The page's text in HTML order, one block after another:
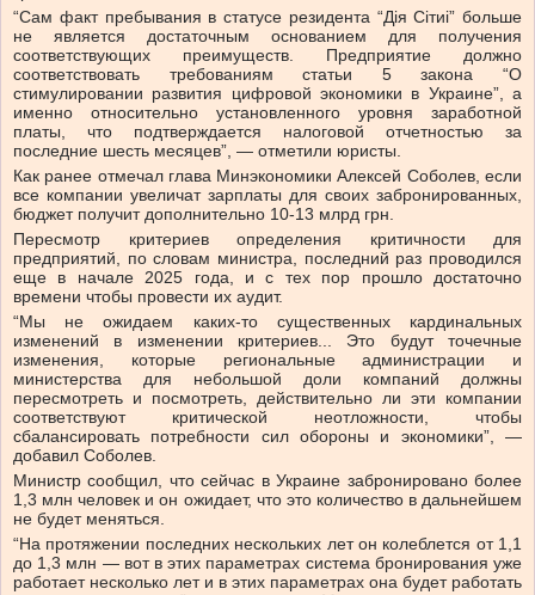
“Сам факт пребывания в статусе резидента “Дія Сітиі” больше
не является достаточным основанием для получения
соответствующих преимуществ. Предприятие должно
соответствовать требованиям статьи 5 закона “О
стимулировании развития цифровой экономики в Украине”, а
именно относительно установленного уровня заработной
платы, что подтверждается налоговой отчетностью за
последние шесть месяцев”, — отметили юристы.
Как ранее отмечал глава Минэкономики Алексей Соболев, если
все компании увеличат зарплаты для своих забронированных,
бюджет получит дополнительно 10-13 млрд грн.
Пересмотр критериев определения критичности для
предприятий, по словам министра, последний раз проводился
еще в начале 2025 года, и с тех пор прошло достаточно
времени чтобы провести их аудит.
“Мы не ожидаем каких-то существенных кардинальных
изменений в изменении критериев... Это будут точечные
изменения, которые региональные администрации и
министерства для небольшой доли компаний должны
пересмотреть и посмотреть, действительно ли эти компании
соответствуют критической неотложности, чтобы
сбалансировать потребности сил обороны и экономики”, —
добавил Соболев.
Министр сообщил, что сейчас в Украине забронировано более
1,3 млн человек и он ожидает, что это количество в дальнейшем
не будет меняться.
“На протяжении последних нескольких лет он колеблется от 1,1
до 1,3 млн — вот в этих параметрах система бронирования уже
работает несколько лет и в этих параметрах она будет работать